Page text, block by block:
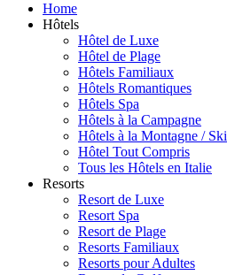
Home
Hôtels
Hôtel de Luxe
Hôtel de Plage
Hôtels Familiaux
Hôtels Romantiques
Hôtels Spa
Hôtels à la Campagne
Hôtels à la Montagne / Ski
Hôtel Tout Compris
Tous les Hôtels en Italie
Resorts
Resort de Luxe
Resort Spa
Resort de Plage
Resorts Familiaux
Resorts pour Adultes